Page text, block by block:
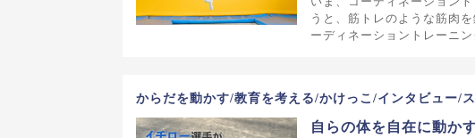
うと、筋トレのような筋肉
ーディネーショントレーニン
からだを動かす/教育を考える/かけっこ/インタビュー/
自らの体を自在に動か